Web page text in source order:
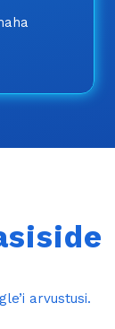
arvustusi.